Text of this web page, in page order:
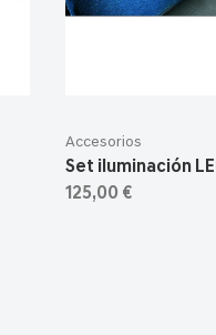
Accesorios
Set iluminación
125,00 €